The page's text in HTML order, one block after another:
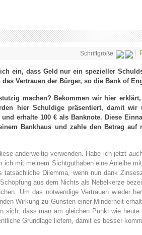
Schriftgröße
ein, dass Geld nur ein spezieller
Vertrauen der Bürger, so die Bank of
machen? Bekommen wir hier
hier Schuldige präsentiert, damit
erhalte 100 € als Banknote. Diese
Bankhaus und zahle den Betrag auf
anderweitig verwenden. Habe ich jetzt
mit meinem Sichtguthaben eine Anleihe
Dilemma, wenn nun dank
aus dem Nichts als Nebelkerze
Um das notwendige Vertrauen wieder
Wirkung zu Gunsten einer Minderheit
sich, dass man am gleichen Punkt wie
Grundlage liefern, damit es besser